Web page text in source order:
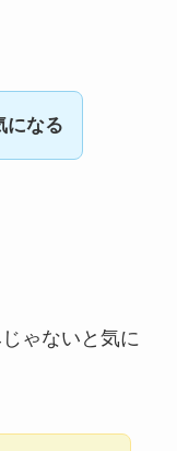
になる
ゃないと気に